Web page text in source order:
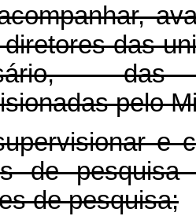
das
das
pelo
e
de
de pesquisa;